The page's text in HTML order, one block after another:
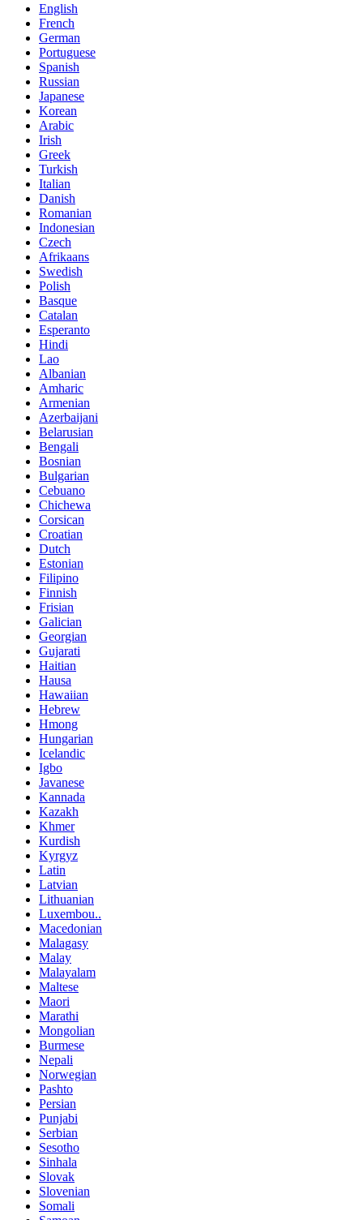
English
French
German
Portuguese
Spanish
Russian
Japanese
Korean
Arabic
Irish
Greek
Turkish
Italian
Danish
Romanian
Indonesian
Czech
Afrikaans
Swedish
Polish
Basque
Catalan
Esperanto
Hindi
Lao
Albanian
Amharic
Armenian
Azerbaijani
Belarusian
Bengali
Bosnian
Bulgarian
Cebuano
Chichewa
Corsican
Croatian
Dutch
Estonian
Filipino
Finnish
Frisian
Galician
Georgian
Gujarati
Haitian
Hausa
Hawaiian
Hebrew
Hmong
Hungarian
Icelandic
Igbo
Javanese
Kannada
Kazakh
Khmer
Kurdish
Kyrgyz
Latin
Latvian
Lithuanian
Luxembou..
Macedonian
Malagasy
Malay
Malayalam
Maltese
Maori
Marathi
Mongolian
Burmese
Nepali
Norwegian
Pashto
Persian
Punjabi
Serbian
Sesotho
Sinhala
Slovak
Slovenian
Somali